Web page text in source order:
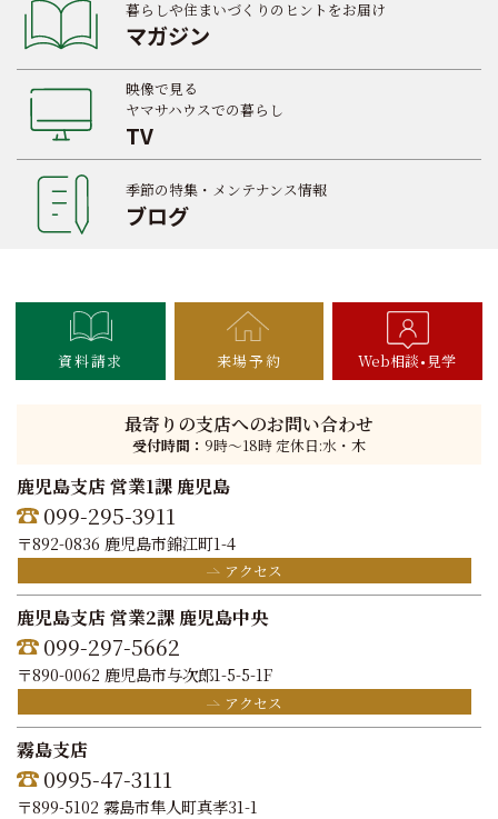
暮らしや住まいづくりのヒントをお届け
マガジン
映像で見る
ヤマサハウスでの暮らし
TV
季節の特集・メンテナンス情報
ブログ
資料請求 来場予約 Web相談 見学
最寄りの支店へのお問い合わせ
受付時間： 9時〜18時 定休日:水・木
鹿児島支店 営業1課 鹿児島
099-295-3911
〒892-0836 鹿児島市錦江町1-4
アクセス
鹿児島支店 営業2課 鹿児島中央
099-297-5662
〒890-0062 鹿児島市与次郎1-5-5-1F
アクセス
霧島支店
0995-47-3111
〒899-5102 霧島市隼人町真孝31-1